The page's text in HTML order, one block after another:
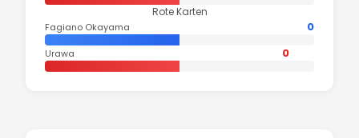
Rote Karten
Fagiano Okayama 0
Urawa 0